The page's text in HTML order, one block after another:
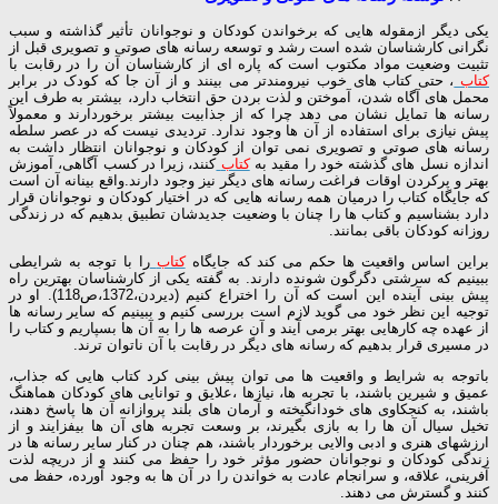
یکی دیگر ازمقوله هایی که برخواندن کودکان و نوجوانان تأثیر گذاشته و سبب
نگرانی کارشناسان شده است رشد و توسعه رسانه های صوتی و تصویری قبل از
تثبیت وضعیت مواد مکتوب است که پاره ای از کارشناسان آن را در رقابت با
کتاب ، حتی کتاب های خوب نیرومندتر می بینند و از آن جا که کودک در برابر
محمل های آگاه شدن، آموختن و لذت بردن حق انتخاب دارد، بیشتر به طرف این
رسانه ها تمایل نشان می دهد چرا که از جذابیت بیشتر برخوردارند و معمولاً
پیش نیازی برای استفاده از آن ها وجود ندارد. تردیدی نیست که در عصر سلطه
رسانه های صوتی و تصویری نمی توان از کودکان و نوجوانان انتظار داشت به
اندازه نسل های گذشته خود را مقید بهکتاب کنند، زیرا در کسب آگاهی، آموزش
بهتر و پرکردن اوقات فراغت رسانه های دیگر نیز وجود دارند.واقع بینانه آن است
که جایگاه کتاب را درمیان همه رسانه هایی که در اختیار کودکان و نوجوانان قرار
دارد بشناسیم و کتاب ها را چنان با وضعیت جدیدشان تطبیق بدهیم که در زندگی
روزانه کودکان باقی بمانند.
براین اساس واقعیت ها حکم می کند که جایگاهکتاب را با توجه به شرایطی
ببینیم که سرشتی دگرگون شونده دارند. به گفته یکی از کارشناسان بهترین راه
پیش بینی آینده این است که آن را اختراع کنیم (دیردن،1372،ص118). او در
توجیه این نظر خود می گوید لازم است بررسی کنیم و ببینیم که سایر رسانه ها
از عهده چه کارهایی بهتر برمی آیند و آن عرصه ها را به آن ها بسپاریم و کتاب را
در مسیری قرار بدهیم که رسانه های دیگر در رقابت با آن ناتوان ترند.
باتوجه به شرایط و واقعیت ها می توان پیش بینی کرد کتاب هایی که جذاب،
عمیق و شیرین باشند، با تجربه ها، نیازها ،علایق و توانایی های کودکان هماهنگ
باشند، به کنجکاوی های خودانگیخته و آرمان های بلند پروازانه آن ها پاسخ دهند،
تخیل سیال آن ها را به بازی بگیرند، بر وسعت تجربه های آن ها بیفزایند و از
ارزشهای هنری و ادبی والایی برخوردار باشند، هم چنان در کنار سایر رسانه ها در
زندگی کودکان و نوجوانان حضور مؤثر خود را حفظ می کنند و از دریچه لذت
آفرینی، علاقه، و سرانجام عادت به خواندن را در آن ها به وجود آورده، حفظ می
کنند و گسترش می دهند.